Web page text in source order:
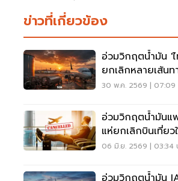
ข่าวที่เกี่ยวข้อง
อ่วมวิกฤตน้ำมัน '
ยกเลิกหลายเส้น
30 พ.ค. 2569 | 07:09
อ่วมวิกฤตน้ำมันแ
แห่ยกเลิกบินเที่ยว
3,800 เที่ยวบิน
06 มิ.ย. 2569 | 03:34
อ่วมวิกฤตน้ำมัน